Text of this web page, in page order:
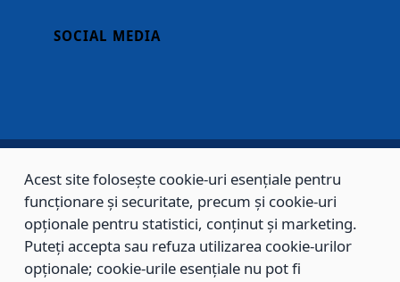
SOCIAL MEDIA
Copyright © 2002 - 2026 - PRIMĂRIA MUNICIPIULUI BRAȘOV, toate drepturile
rezervate.
Sitemap Contact
Acest site folosește cookie-uri esențiale pentru
funcționare și securitate, precum și cookie-uri
opționale pentru statistici, conținut și marketing.
Puteți accepta sau refuza utilizarea cookie-urilor
opționale; cookie-urile esențiale nu pot fi